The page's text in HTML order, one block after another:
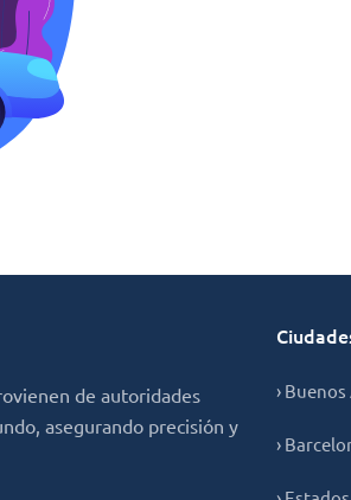
de autoridades
asegurando precisión y
›
›